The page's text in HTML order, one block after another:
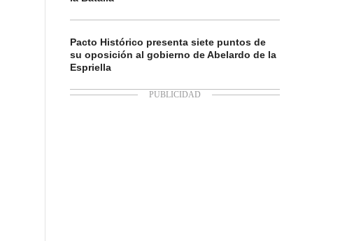
Pacto Histórico presenta siete puntos de
su oposición al gobierno de Abelardo de la
Espriella